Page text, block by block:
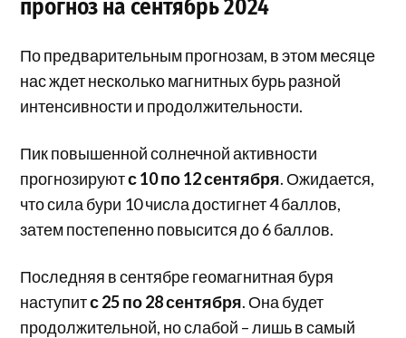
прогноз на сентябрь 2024
По предварительным прогнозам, в этом месяце
нас ждет несколько магнитных бурь разной
интенсивности и продолжительности.
Пик повышенной солнечной активности
прогнозируютс 10 по 12 сентября. Ожидается,
что сила бури 10 числа достигнет 4 баллов,
затем постепенно повысится до 6 баллов.
Последняя в сентябре геомагнитная буря
наступитс 25 по 28 сентября. Она будет
продолжительной, но слабой – лишь в самый